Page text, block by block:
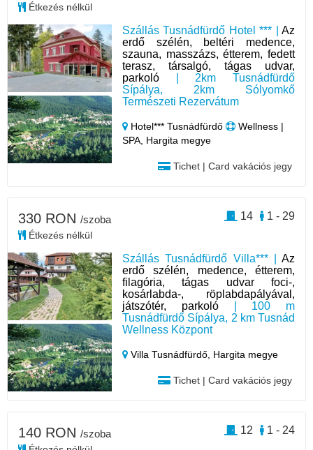
Szállás Tusnádfürdő Hotel *** | Az
erdő szélén, beltéri medence,
szauna, masszázs, étterem, fedett
terasz, társalgó, tágas udvar,
parkoló | 2km Tusnádfürdő
Sípálya, 2km Sólyomkő
Természeti Rezervátum
Hotel*** Tusnádfürdő
Wellness |
SPA, Hargita megye
Tichet | Card vakációs jegy
Étkezés nélkül
Szállás Tusnádfürdő Villa*** | Az
erdő szélén, medence, étterem,
filagória, tágas udvar foci-,
kosárlabda-, röplabdapályával,
játszótér, parkoló| 100 m
Tusnádfürdő Sípálya, 2 km Tusnád
Wellness Központ
Villa Tusnádfürdő, Hargita megye
Tichet | Card vakációs jegy
330 RON /szoba
Étkezés nélkül
1 - 29
14
140 RON /szoba 1 - 24
12